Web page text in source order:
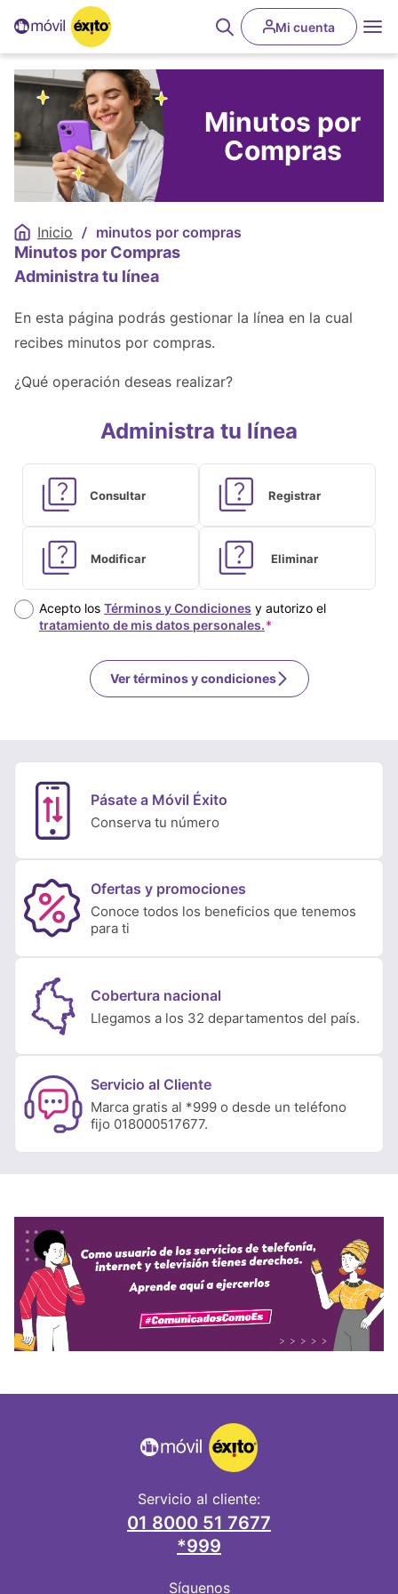
principal
Abrir
buscador
User
account
menu
Mi cuenta
Minutos por
Compras
Sobrescribir
enlaces
de
a
la
Inicio minutos por compras
Minutos por Compras
Administra tu línea
En esta página podrás gestionar la línea en la cual
recibes minutos por compras.
¿Qué operación deseas realizar?
Administra tu línea
Acepto los Términos y Condiciones y autorizo el
tratamiento de mis datos personales.
Ver términos y condiciones
Pásate a Móvil Éxito
Conserva tu número
Ofertas y promociones
Conoce todos los beneficios que tenemos
para ti
Cobertura nacional
Llegamos a los 32 departamentos del país.
Servicio al Cliente
Marca gratis al *999 o desde un teléfono
fijo 018000517677.
Servicio al cliente:
01 8000 51 7677
*999
Síguenos